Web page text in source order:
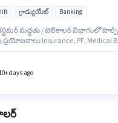
గ్రాడ్యుయేట్ Banking
మద్దతు / టెలికాలర్ విభాగంలో
ప్రయోజనాలు Insurance, PF,
days ago